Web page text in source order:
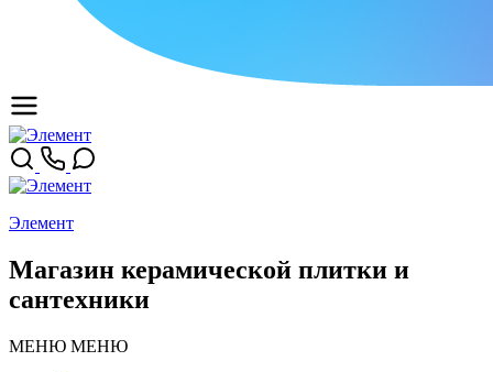
Элемент
Магазин керамической плитки и
сантехники
МЕНЮ МЕНЮ